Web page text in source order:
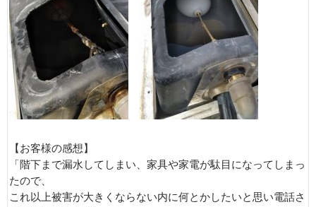
【お客様の感想】
「階下まで漏水してしまい、家具や家電が駄目になってしまっ
たので、
これ以上被害が大きくならない内に何とかしたいと思い電話さ